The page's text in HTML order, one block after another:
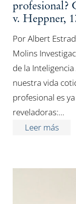
profesional?
v. Heppner,
Por Albert
Molins
de la
nuestra vida
profesional es
reveladoras:…
Leer más